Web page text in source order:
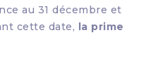
au 31 décembre et
cette date, la prime